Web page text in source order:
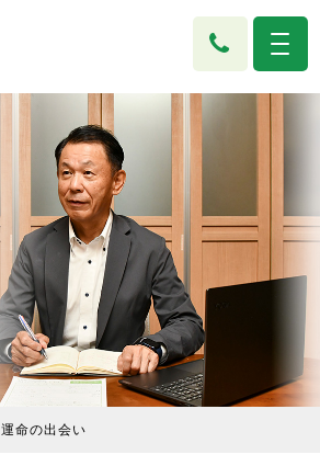
運命の出会い